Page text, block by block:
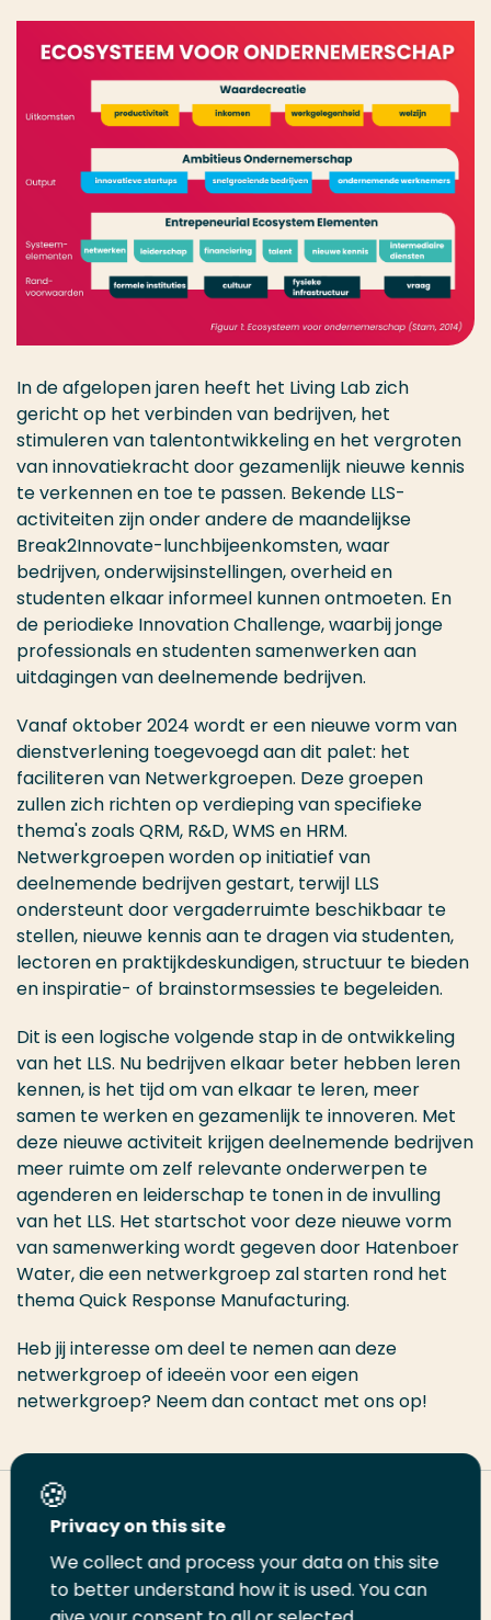
In de afgelopen jaren heeft het Living Lab zich
gericht op het verbinden van bedrijven, het
stimuleren van talentontwikkeling en het vergroten
van innovatiekracht door gezamenlijk nieuwe kennis
te verkennen en toe te passen. Bekende LLS-
activiteiten zijn onder andere de maandelijkse
Break2Innovate-lunchbijeenkomsten, waar
bedrijven, onderwijsinstellingen, overheid en
studenten elkaar informeel kunnen ontmoeten. En
de periodieke Innovation Challenge, waarbij jonge
professionals en studenten samenwerken aan
uitdagingen van deelnemende bedrijven.
Vanaf oktober 2024 wordt er een nieuwe vorm van
dienstverlening toegevoegd aan dit palet: het
faciliteren van Netwerkgroepen. Deze groepen
zullen zich richten op verdieping van specifieke
thema's zoals QRM, R&D, WMS en HRM.
Netwerkgroepen worden op initiatief van
deelnemende bedrijven gestart, terwijl LLS
ondersteunt door vergaderruimte beschikbaar te
stellen, nieuwe kennis aan te dragen via studenten,
lectoren en praktijkdeskundigen, structuur te bieden
en inspiratie- of brainstormsessies te begeleiden.
Dit is een logische volgende stap in de ontwikkeling
van het LLS. Nu bedrijven elkaar beter hebben leren
kennen, is het tijd om van elkaar te leren, meer
samen te werken en gezamenlijk te innoveren. Met
deze nieuwe activiteit krijgen deelnemende bedrijven
meer ruimte om zelf relevante onderwerpen te
agenderen en leiderschap te tonen in de invulling
van het LLS. Het startschot voor deze nieuwe vorm
van samenwerking wordt gegeven door Hatenboer
Water, die een netwerkgroep zal starten rond het
thema Quick Response Manufacturing.
Heb jij interesse om deel te nemen aan deze
netwerkgroep of ideeën voor een eigen
netwerkgroep? Neem dan contact met ons op!
Deel deze pagina
DeelDeelDeelEmailPrint
Privacy on this site
We collect and process your data on this site
to better understand how it is used. You can